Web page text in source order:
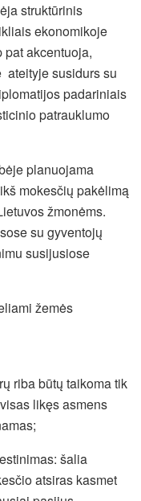
struktūrinis
ekonomikoje
akcentuoja,
susidurs su
padariniais
patrauklumo
planuojama
mokesčių pakėlimą
žmonėms.
su gyventojų
susijusiose
žemės
riba būtų taikoma tik
likęs asmens
šalia
atsiras kasmet